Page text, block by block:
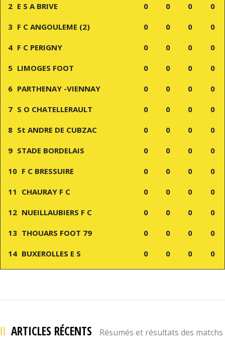
2 E S A BRIVE 0 0 0 0
3 F C ANGOULEME (2) 0 0 0 0
4 F C PERIGNY 0 0 0 0
5 LIMOGES FOOT 0 0 0 0
6 PARTHENAY -VIENNAY 0 0 0 0
7 S O CHATELLERAULT 0 0 0 0
8 St ANDRE DE CUBZAC 0 0 0 0
9 STADE BORDELAIS 0 0 0 0
10 F C BRESSUIRE 0 0 0 0
11 CHAURAY F C 0 0 0 0
12 NUEILLAUBIERS F C 0 0 0 0
13 THOUARS FOOT 79 0 0 0 0
14 BUXEROLLES E S 0 0 0 0
ARTICLES RÉCENTS Résumés et résultats des matchs